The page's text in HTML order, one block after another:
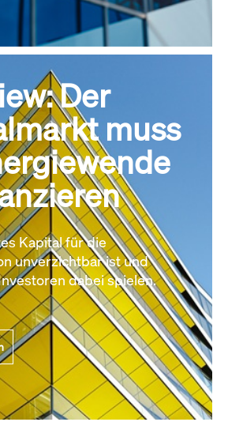
Der
muss
Kapital für die
unverzichtbar ist und
dabei spielen.